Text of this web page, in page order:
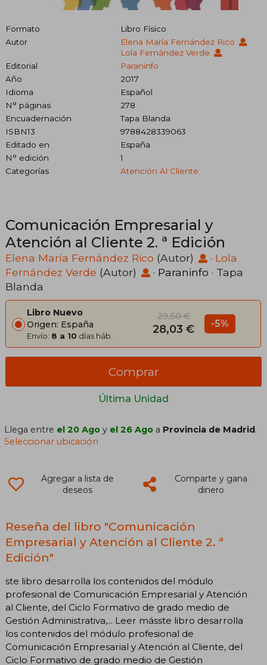
Formato
Libro Físico
Autor
Elena María Fernández Rico
Lola Fernández Verde
Editorial
Paraninfo
Año
2017
Idioma
Español
N° páginas
278
Encuadernación
Tapa Blanda
ISBN13
9788428339063
Editado en
España
N° edición
1
Categorías
Atención Al Cliente
Comunicación Empresarial y
Atención al Cliente 2. ª Edición
Elena María Fernández Rico (Autor) · Lola
Fernández Verde (Autor) · Paraninfo · Tapa
Blanda
Libro Nuevo
Origen: España
Envío: 8 a 10 días háb.
29,50 €
28,03 € -5%
Última Unidad
Comprar
Llega entre el 20 Ago y el 26 Ago a Provincia de Madrid.
Seleccionar ubicación
Agregar a lista de
deseos
Comparte y gana
dinero
Reseña del libro "Comunicación
Empresarial y Atención al Cliente 2. ª
Edición"
ste libro desarrolla los contenidos del módulo
profesional de Comunicación Empresarial y Atención
al Cliente, del Ciclo Formativo de grado medio de
Gestión Administrativa,... Leer másste libro desarrolla
los contenidos del módulo profesional de
Comunicación Empresarial y Atención al Cliente, del
Ciclo Formativo de grado medio de Gestión